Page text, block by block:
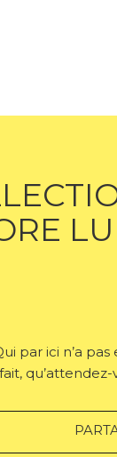
par ici n’a